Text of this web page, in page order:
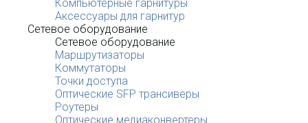
Компьютерные гарнитуры
Аксессуары для гарнитур
Сетевое оборудование
Сетевое оборудование
Маршрутизаторы
Коммутаторы
Точки доступа
Оптические SFP трансиверы
Роутеры
Оптические медиаконвертеры